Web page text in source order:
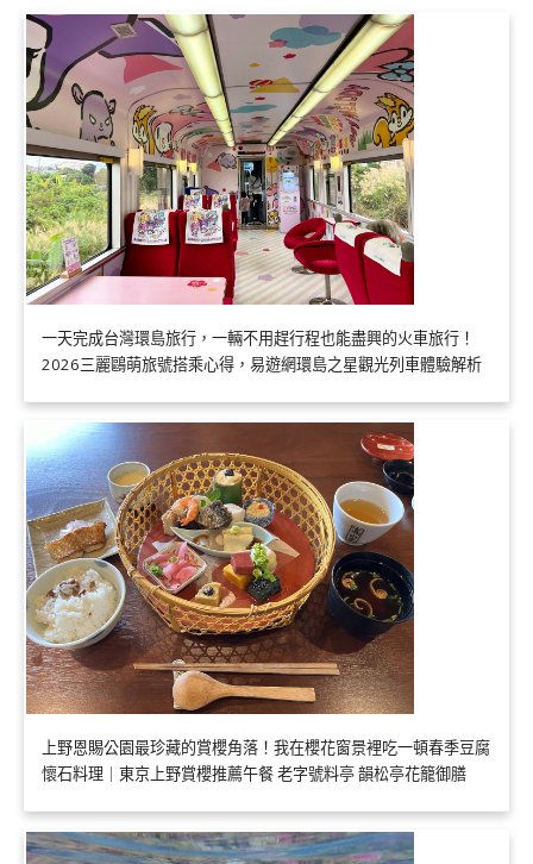
一天完成台灣環島旅行，一輛不用趕行程也能盡興的火車旅行！
2026三麗鷗萌旅號搭乘心得，易遊網環島之星觀光列車體驗解析
上野恩賜公園最珍藏的賞櫻角落！我在櫻花窗景裡吃一頓春季豆腐
懷石料理｜東京上野賞櫻推薦午餐 老字號料亭 韻松亭花籠御膳